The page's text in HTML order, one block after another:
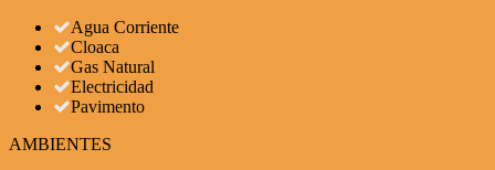
Agua Corriente
Cloaca
Gas Natural
Electricidad
Pavimento
AMBIENTES